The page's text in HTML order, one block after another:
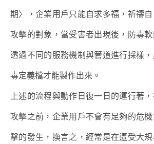
期〉，企業用戶只能自求多福，祈禱
攻擊的對象，當受害者出現後，防毒
透過不同的服務機制與管道進行採樣
毒定義檔才能製作出來。
上述的流程與動作日復一日的運行著
攻擊之前，企業用戶不會有足夠的危
擊的發生，換言之，經常是在遭受大